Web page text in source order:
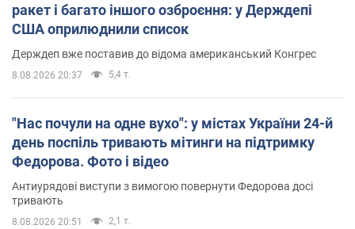
ракет і багато іншого озброєння: у Держдепі
США оприлюднили список
Держдеп вже поставив до відома американський Конгрес
8.08.2026 20:37 5,4 т.
"Нас почули на одне вухо": у містах України 24-й
день поспіль тривають мітинги на підтримку
Федорова. Фото і відео
Антиурядові виступи з вимогою повернути Федорова досі
тривають
8.08.2026 20:51 2,1 т.